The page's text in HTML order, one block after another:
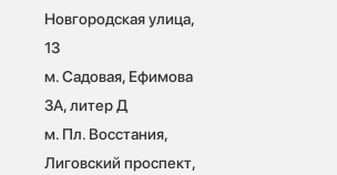
Новгородская улица,
13
м. Садовая, Ефимова
3А, литер Д
м. Пл. Восстания,
Лиговский проспект,